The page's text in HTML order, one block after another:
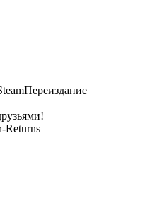
Переиздание
Returns